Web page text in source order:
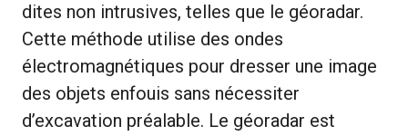
dites non intrusives, telles que le géoradar.
Cette méthode utilise des ondes
électromagnétiques pour dresser une image
des objets enfouis sans nécessiter
d’excavation préalable. Le géoradar est